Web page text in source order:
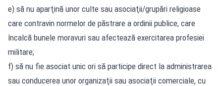
e) să nu aparţină unor culte sau asociaţii/grupări religioase
care contravin normelor de păstrare a ordinii publice, care
încalcă bunele moravuri sau afectează exercitarea profesiei
militare;
f) să nu fie asociat unic ori să participe direct la administrarea
sau conducerea unor organizaţii sau asociaţii comerciale, cu